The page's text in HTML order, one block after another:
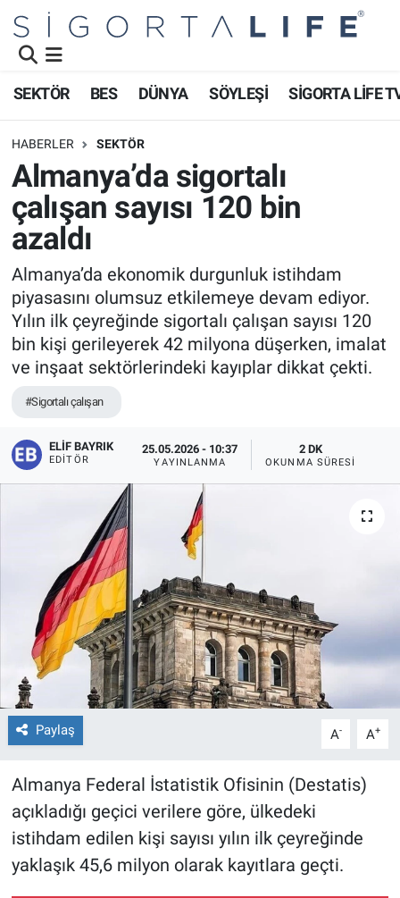
SEKTÖR BES DÜNYA SÖYLEŞİ SİGORTA LİFE
HABERLER SEKTÖR
Almanya’da sigortalı
çalışan sayısı 120 bin
azaldı
Almanya’da ekonomik durgunluk istihdam
piyasasını olumsuz etkilemeye devam ediyor.
Yılın ilk çeyreğinde sigortalı çalışan sayısı 120
bin kişi gerileyerek 42 milyona düşerken, imalat
ve inşaat sektörlerindeki kayıplar dikkat çekti.
#Sigortalı çalışan
ELIF BAYRIK
EDITÖR
25.05.2026 - 10:37
YAYINLANMA
2 DK
OKUNMA SÜRESI
Paylaş A- A+
Almanya Federal İstatistik Ofisinin (Destatis)
açıkladığı geçici verilere göre, ülkedeki
istihdam edilen kişi sayısı yılın ilk çeyreğinde
yaklaşık 45,6 milyon olarak kayıtlara geçti.
Namaz Vakitleri
Trafik Durumu
Süper Lig Puan Durumu ve Fikstür
Tüm Manşetler
Son Dakika Haberleri